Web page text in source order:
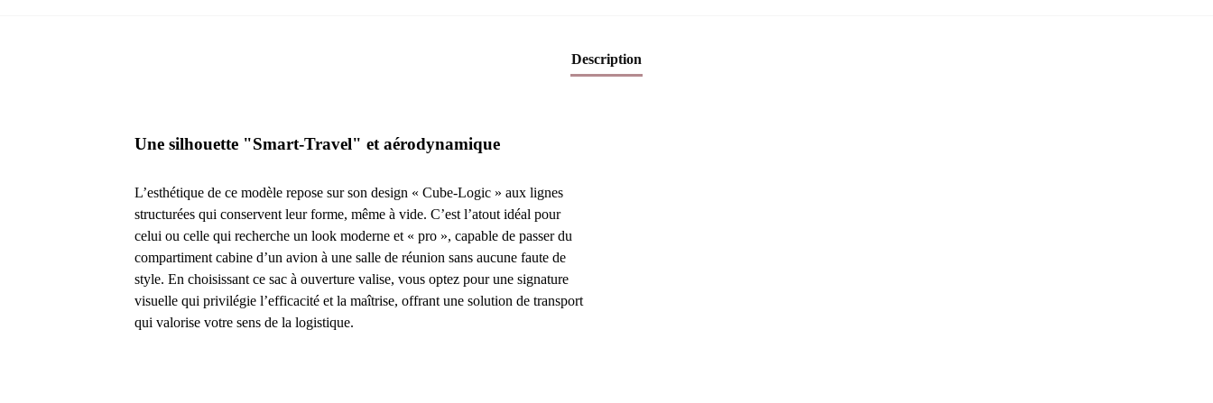
Description
Une silhouette "Smart-Travel" et aérodynamique
L’esthétique de ce modèle repose sur son design « Cube-Logic » aux lignes
structurées qui conservent leur forme, même à vide. C’est l’atout idéal pour
celui ou celle qui recherche un look moderne et « pro », capable de passer du
compartiment cabine d’un avion à une salle de réunion sans aucune faute de
style. En choisissant ce sac à ouverture valise, vous optez pour une signature
visuelle qui privilégie l’efficacité et la maîtrise, offrant une solution de transport
qui valorise votre sens de la logistique.